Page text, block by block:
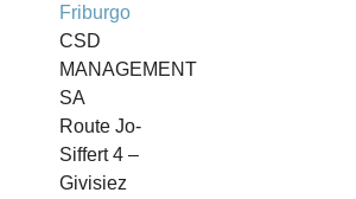
Friburgo
CSD
MANAGEMENT
SA
Route Jo-
Siffert 4 –
Givisiez